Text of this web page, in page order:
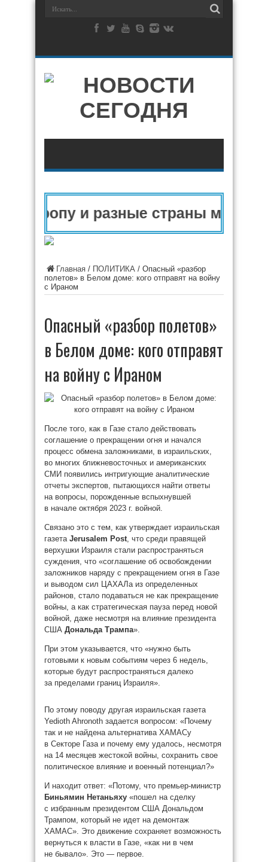
и разные страны мира в
Главная / ПОЛИТИКА / Опасный «разбор
полетов» в Белом доме: кого отправят на войну
с Ираном
Опасный «разбор полетов»
в Белом доме: кого отправят
на войну с Ираном
После того, как в Газе стало действовать
соглашение о прекращении огня и начался
процесс обмена заложниками, в израильских,
во многих ближневосточных и американских
СМИ появились интригующие аналитические
отчеты экспертов, пытающихся найти ответы
на вопросы, порожденные вспыхнувшей
в начале октября 2023 г. войной.
Связано это с тем, как утверждает израильская
газета Jerusalem Post, что среди правящей
верхушки Израиля стали распространяться
суждения, что «соглашение об освобождении
заложников наряду с прекращением огня в Газе
и выводом сил ЦАХАЛа из определенных
районов, стало подаваться не как прекращение
войны, а как стратегическая пауза перед новой
войной, даже несмотря на влияние президента
США Дональда Трампа».
При этом указывается, что «нужно быть
готовыми к новым событиям через 6 недель,
которые будут распространяться далеко
за пределами границ Израиля».
По этому поводу другая израильская газета
Yedioth Ahronoth задается вопросом: «Почему
так и не найдена альтернатива ХАМАСу
в Секторе Газа и почему ему удалось, несмотря
на 14 месяцев жестокой войны, сохранить свое
политическое влияние и военный потенциал?»
И находит ответ: «Потому, что премьер-министр
Биньямин Нетаньяху «пошел на сделку
с избранным президентом США Дональдом
Трампом, который не идет на демонтаж
ХАМАС». Это движение сохраняет возможность
вернуться к власти в Газе, «как ни в чем
не бывало». Это — первое.